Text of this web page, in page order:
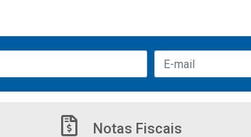
Notas Fiscais